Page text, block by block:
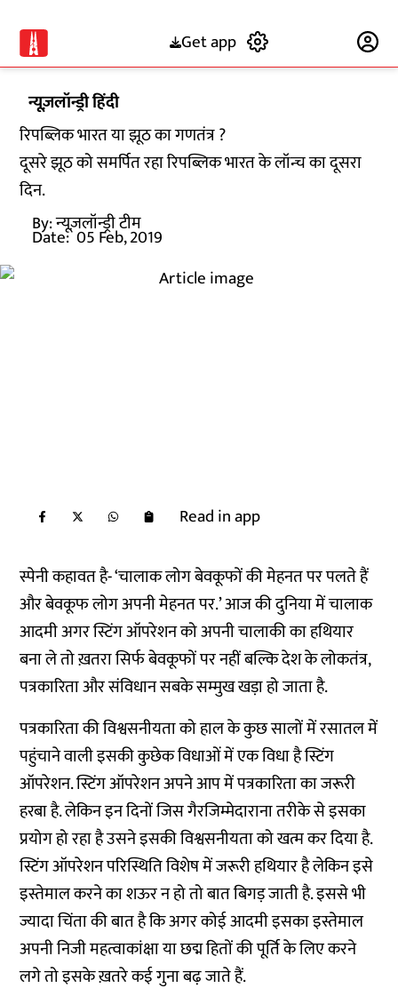
Get app
न्यूज़लॉन्ड्री हिंदी
रिपब्लिक भारत या झूठ का गणतंत्र ?
दूसरे झूठ को समर्पित रहा रिपब्लिक भारत के लॉन्च का दूसरा
दिन.
By:न्यूज़लॉन्ड्री टीम
Date: 05 Feb, 2019
Read in app
स्पेनी कहावत है- ‘चालाक लोग बेवकूफों की मेहनत पर पलते हैं
और बेवकूफ लोग अपनी मेहनत पर.’ आज की दुनिया में चालाक
आदमी अगर स्टिंग ऑपरेशन को अपनी चालाकी का हथियार
बना ले तो ख़तरा सिर्फ बेवकूफों पर नहीं बल्कि देश के लोकतंत्र,
पत्रकारिता और संविधान सबके सम्मुख खड़ा हो जाता है.
पत्रकारिता की विश्वसनीयता को हाल के कुछ सालों में रसातल में
पहुंचाने वाली इसकी कुछेक विधाओं में एक विधा है स्टिंग
ऑपरेशन. स्टिंग ऑपरेशन अपने आप में पत्रकारिता का जरूरी
हरबा है. लेकिन इन दिनों जिस गैरजिम्मेदाराना तरीके से इसका
प्रयोग हो रहा है उसने इसकी विश्वसनीयता को खत्म कर दिया है.
स्टिंग ऑपरेशन परिस्थिति विशेष में जरूरी हथियार है लेकिन इसे
इस्तेमाल करने का शऊर न हो तो बात बिगड़ जाती है. इससे भी
ज्यादा चिंता की बात है कि अगर कोई आदमी इसका इस्तेमाल
अपनी निजी महत्वाकांक्षा या छद्म हितों की पूर्ति के लिए करने
लगे तो इसके ख़तरे कई गुना बढ़ जाते हैं.